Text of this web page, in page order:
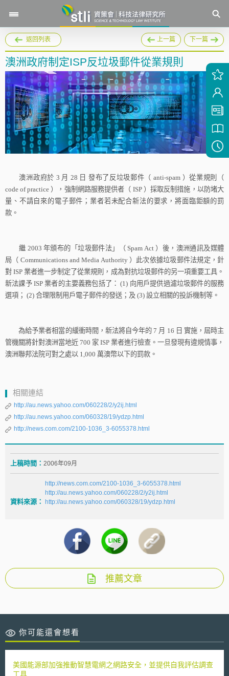
返回列表 上一篇 下一篇
澳洲政府制定ISP反垃圾郵件從業規則
澳洲政府於 3 月 28 日 發布了反垃圾郵件（ anti-spam ）從業規則（
code of practice ），強制網路服務提供者（ ISP ）採取反制措施，以防堵大
量、不請自來的電子郵件；業者若未配合新法的要求，將面臨鉅額的罰
款。
繼 2003年頒布的「垃圾郵件法」（ Spam Act ）後，澳洲通訊及媒體
局（ Communications and Media Authority ）此次依據垃圾郵件法規定，針
對 ISP 業者進一步制定了從業規則，成為對抗垃圾郵件的另一項重要工具。
新法課予ISP 業者的主要義務包括了： (1) 向用戶提供過濾垃圾郵件的服務
選項； (2) 合理限制用戶電子郵件的發送；及 (3) 設立相關的投訴機制等。
為給予業者相當的緩衝時間，新法將自今年的 7 月 16 日 實施，屆時主
管機關將針對澳洲當地近 700 家 ISP 業者進行檢查。一旦發現有違規情事，
澳洲聯邦法院可對之處以 1,000 萬澳幣以下的罰款。
相關連結
http://au.news.yahoo.com/060228/2/y2ij.html
http://au.news.yahoo.com/060328/19/ydzp.html
http://news.com.com/2100-1036_3-6055378.html
上稿時間： 2006年09月
資料來源：
http://news.com.com/2100-1036_3-6055378.html
http://au.news.yahoo.com/060228/2/y2ij.html
http://au.news.yahoo.com/060328/19/ydzp.html
推薦文章
你可能還會想看
美國能源部加強推動智慧電網之網路安全，並提供自我評估調查
工具